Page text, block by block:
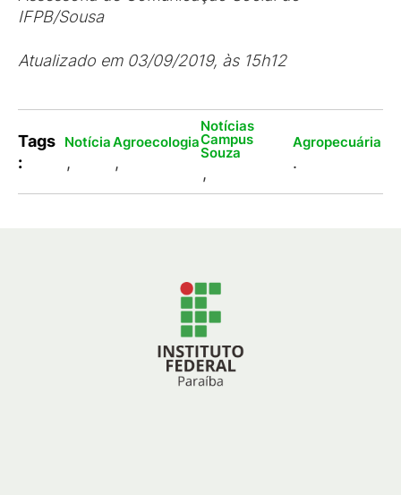
IFPB/Sousa
Atualizado em 03/09/2019, às 15h12
Tags
:
Notícia
,
Agroecologia
,
Notícias
Campus
Souza
,
Agropecuária
.